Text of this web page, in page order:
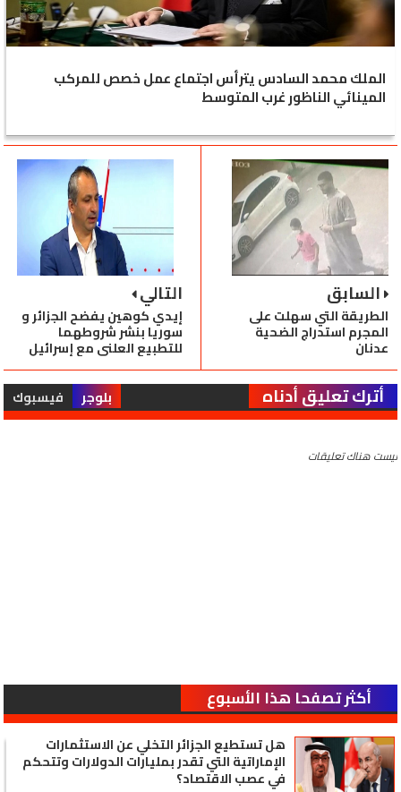
الملك محمد السادس يترأس اجتماع عمل خصص للمركب
المينائي الناظور غرب المتوسط
التالي
إيدي كوهين يفضح الجزائر و
سوريا بنشر شروطهما
للتطبيع العلني مع إسرائيل
السابق
الطريقة التي سهلت على
المجرم استدراج الضحية
عدنان
أترك تعليق أدناه بلوجر فيسبوك
ليست هناك تعليقات
أكثر تصفحا هذا الأسبوع
هل تستطيع الجزائر التخلي عن الاستثمارات
الإماراتية التي تقدر بمليارات الدولارات وتتحكم
في عصب الاقتصاد؟